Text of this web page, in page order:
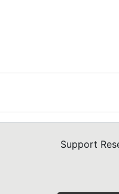
Support